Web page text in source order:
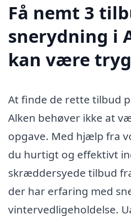
Få nemt 3
snerydning i
kan være
At finde de rette tilbud
Alken behøver ikke at
opgave. Med hjælp fra
du hurtigt og effektivt
skræddersyede tilbud
der har erfaring med
vintervedligeholdelse.